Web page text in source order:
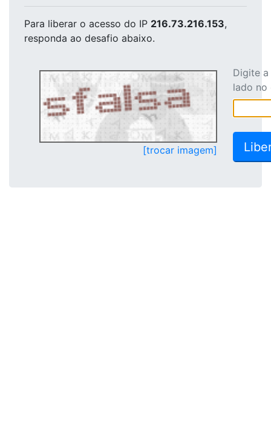
Para liberar o acesso do IP 216.73.216.153,
responda ao desafio abaixo.
[trocar imagem]
Digite
lado no